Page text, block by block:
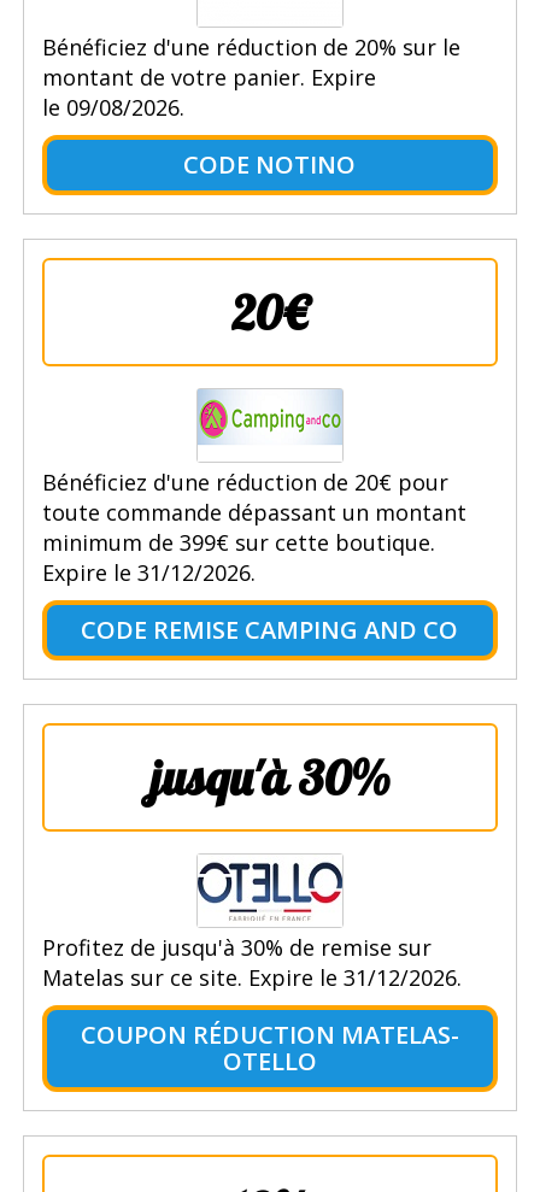
Bénéficiez d'une réduction de 20% sur le
montant de votre panier. Expire
le 09/08/2026.
CODE NOTINO
20€
Bénéficiez d'une réduction de 20€ pour
toute commande dépassant un montant
minimum de 399€ sur cette boutique.
Expire le 31/12/2026.
CODE REMISE CAMPING AND CO
jusqu'à 30%
Profitez de jusqu'à 30% de remise sur
Matelas sur ce site. Expire le 31/12/2026.
COUPON RÉDUCTION MATELAS-
OTELLO